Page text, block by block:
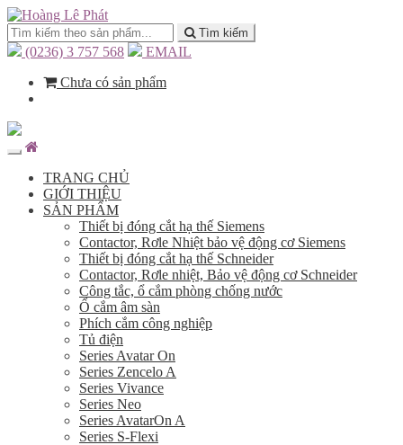
Tìm kiếm
(0236) 3 757 568
EMAIL
Chưa có sản phẩm
TRANG CHỦ
GIỚI THIỆU
SẢN PHẨM
Thiết bị đóng cắt hạ thế Siemens
Contactor, Rơle Nhiệt bảo vệ động cơ Siemens
Thiết bị đóng cắt hạ thế Schneider
Contactor, Rơle nhiệt, Bảo vệ động cơ Schneider
Công tắc, ổ cắm phòng chống nước
Ổ cắm âm sàn
Phích cắm công nghiệp
Tủ điện
Series Avatar On
Series Zencelo A
Series Vivance
Series Neo
Series AvatarOn A
Series S-Flexi